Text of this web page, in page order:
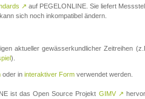
↗ auf PEGELONLINE. Sie liefert
sich noch inkompatibel ändern.
aktueller gewässerkundlicher Zeitreihen
).
oder in interaktiver Form verwendet werden.
ist das Open Source Projekt GIMV ↗